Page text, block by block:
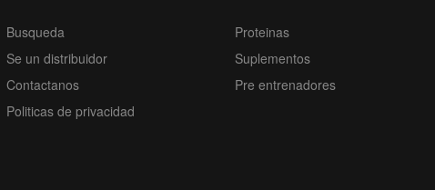
Busqueda
Se un distribuidor
Contactanos
Politicas de privacidad
Proteinas
Suplementos
Pre entrenadores